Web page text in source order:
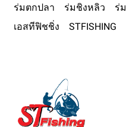
ร่มตกปลา ร่มชิงหลิว ร่ม
เอสทีฟิชชิ่ง
STFISHING